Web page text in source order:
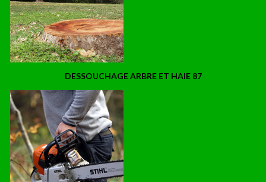
DESSOUCHAGE ARBRE ET HAIE 87